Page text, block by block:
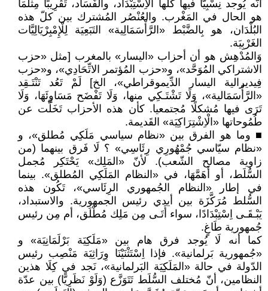
أنّه يُوجد نِسْبِيًّا فيها كلّها الْاِسْتِبْدَاد، والفَسَاد، تَقْرِيبًا مِثْلَمَا
هو الحال في المَغْرب. والعُنْصُر المُشترك بين كلّ هذه
البُلْدَان، هو بِالضَّبْط «الرَّأْسَمَالِية» التَبَعِيَة لِلْإِمْبِرْيَالِيَّات
الغَرْبِيَة.
وَالمُدْهِش هو أن أحزاب «اليسار» بالمغرب [مثل «حزب
الاشتراكي المُوَحَّد»، و«حزب المُؤتمر الاتِّحَادِي»، و«حزب
فِيديرالية اليسار الدِّيموقراطي»، الخ] لَمْ تَعُد تَنْتَـقِد
«الرَّأْسَمَالية»، وَلَا تَشْتَـكِي منها، وَلَا تَفْضَح مَسَاوِئَهَا، وَلَا
تَرَى فيها مُشكلًا مُجتمعيا. كأن هذه الأحزاب تَخَلَّت عن
طُمُوحاتها «الْاِشْتِرَاكِيَة» القَديمة.
■ وما هو الفرق بين «نظام سياسي مَلَكِي مُطلق»، و
«نظام سيّاسي جُمْهُورِي رِئَاسِي» ؟ لَا فَرق بينهما (من
زاوية مصالح الشّعب). لأنّ «المَلِك» يَحْتَكِر مُجمل
السُّلَط، أو أَهَمَّهَا، في «النظام المَلَكِي المُطلق». بينما
في إطار «النظام الجُمهوري الرِئَاسي»، تَكُون هذه
السُّلط مُرَكَّزَة بين أيدي رئيس الجمهورية. والاستبداد،
يَبْـقَـى اِسْتِبْدَادًا، سواء أَتَـى مِن مَلِك مُطْلَق، أم مِن رئيس
جُمهورية طَاغٍ.
كما أنه لَا يُوجد فرق هام بين «مَلَكِيَة بَرْلَمَانِيَة» و
«جُمهورية بَرلمانية». فإذا اِسْتَثْنَيْنَا وِرَاثِيَة مَنْصِب رئيس
الدّولة في حالة «المَلَكِيَة البَرلمانية»، نَجد في كِلَا هذين
النظامين، أنّ مُختلف السُّلَط تَتَوَزَّع (وَلَوْ نَظَرِيًّا) بين عدّة